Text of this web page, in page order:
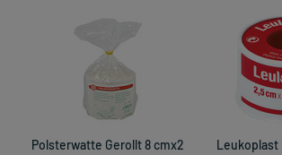
Polsterwatte Gerollt 8 cmx2